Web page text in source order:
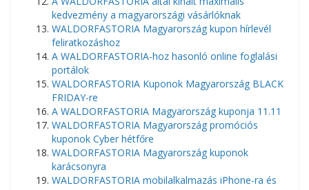
kedvezmény a magyarországi vásárlóknak
WALDORFASTORIA Magyarország kupon hírlevél
feliratkozáshoz
A WALDORFASTORIA-hoz hasonló online foglalási
portálok
WALDORFASTORIA Kuponok Magyarország BLACK
FRIDAY-re
A WALDORFASTORIA Magyarország kuponja 11.11
WALDORFASTORIA Magyarország promóciós
kuponok Cyber ​​​​hétfőre
WALDORFASTORIA Magyarország kuponok
karácsonyra
WALDORFASTORIA mobilalkalmazás iPhone-ra és